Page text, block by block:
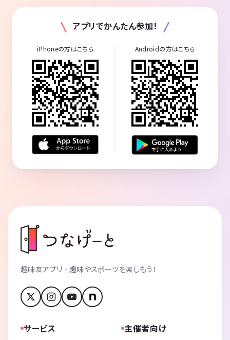
アプリでかんたん参加！
iPhoneの方はこちら Androidの方はこちら
趣味友アプリ - 趣味やスポーツを楽しもう！
サービス 主催者向け